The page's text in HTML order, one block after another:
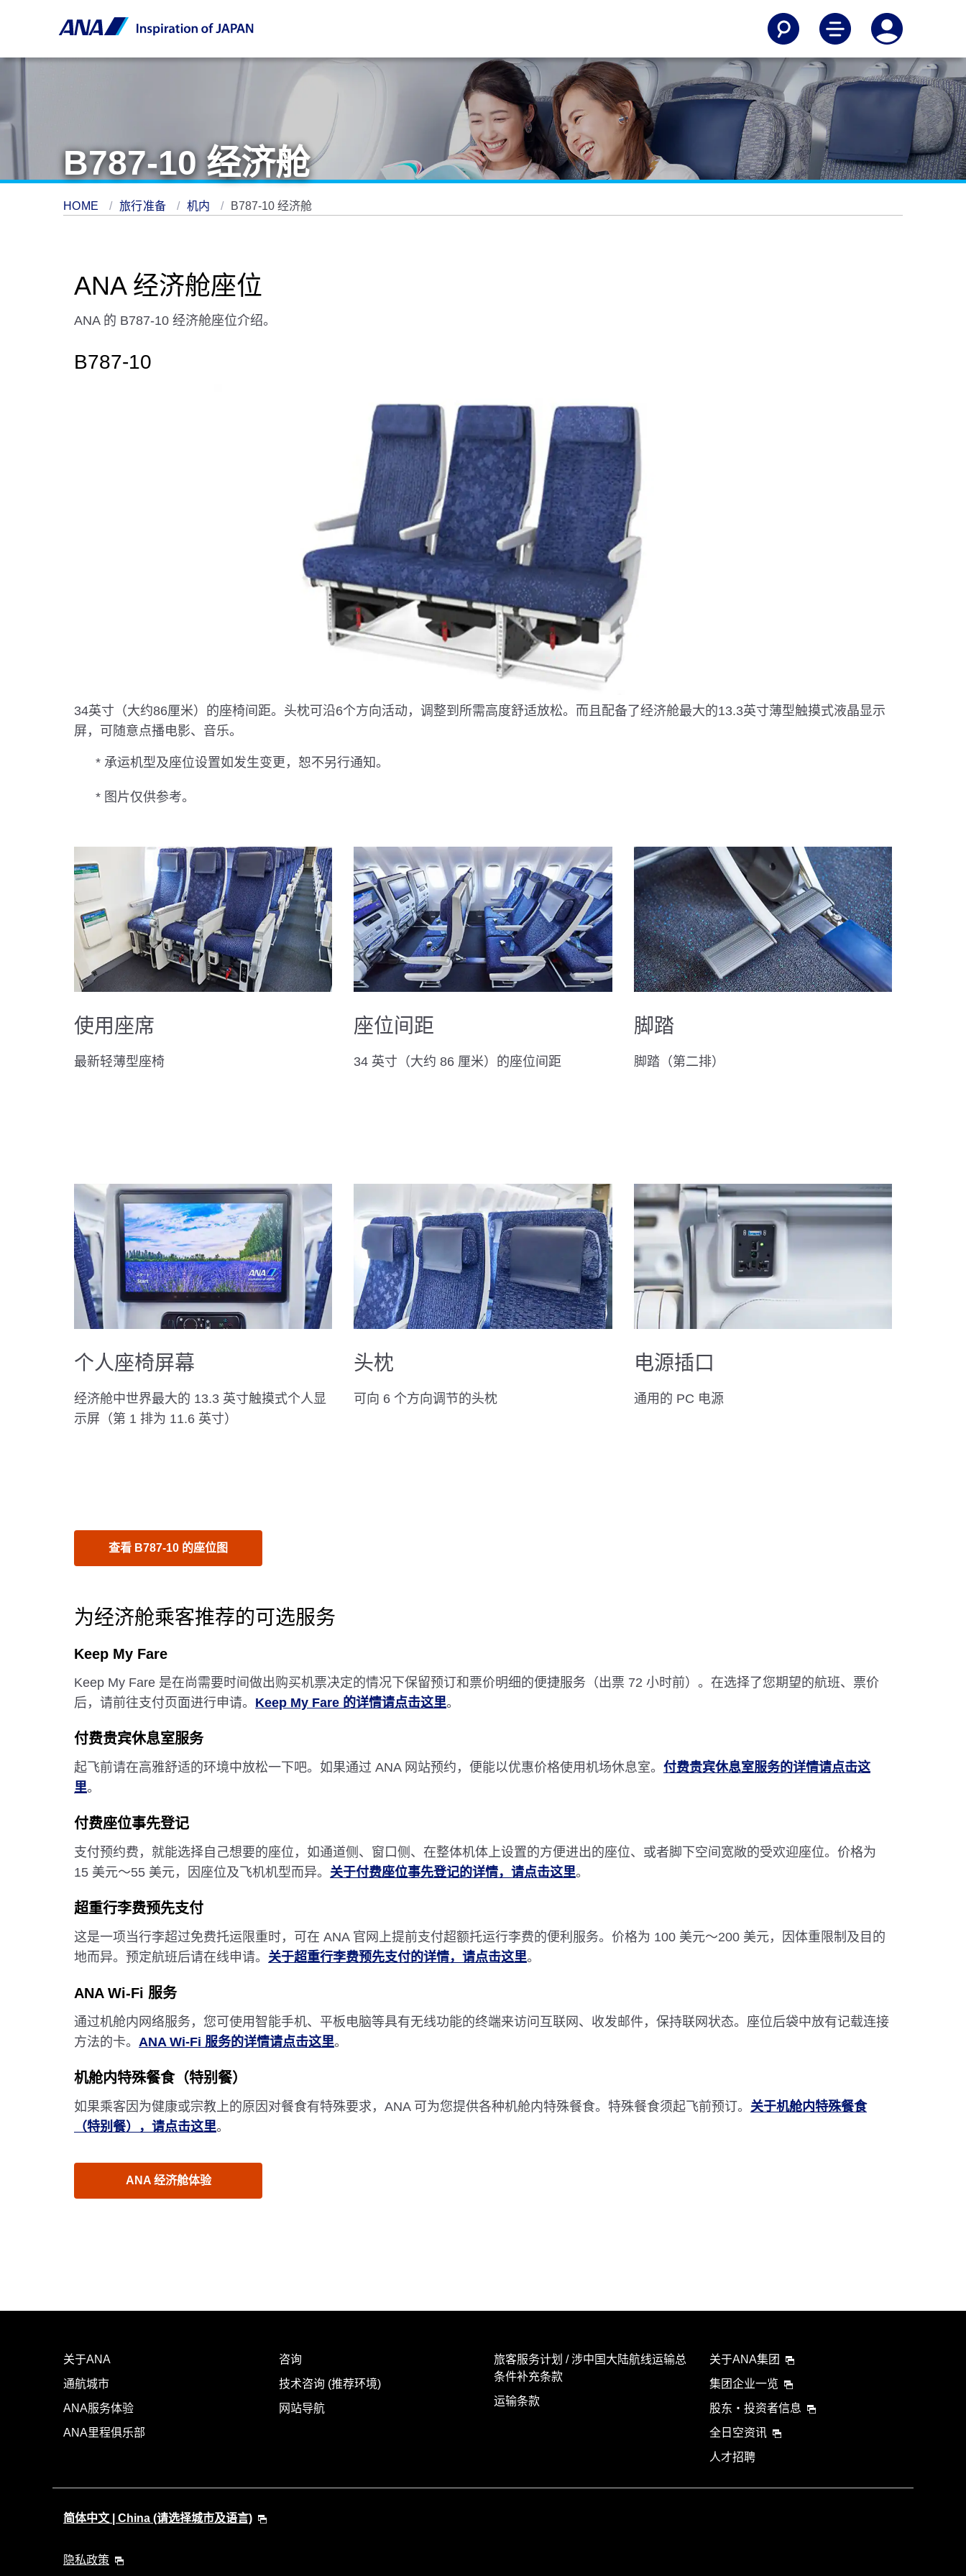
B787-10 经济舱
HOME 旅行准备 机内 B787-10 经济舱
ANA 经济舱座位
ANA 的 B787-10 经济舱座位介绍。
B787-10
34英寸（大约86厘米）的座椅间距。头枕可沿6个方向活动，调整到所需高度舒适放松。而且配备了经济舱最大的13.3英寸薄型触摸式液晶显示
屏，可随意点播电影、音乐。
* 承运机型及座位设置如发生变更，恕不另行通知。
* 图片仅供参考。
使用座席
最新轻薄型座椅
座位间距
34 英寸（大约 86 厘米）的座位间距
脚踏
脚踏（第二排）
个人座椅屏幕
经济舱中世界最大的 13.3 英寸触摸式个人显
示屏（第 1 排为 11.6 英寸）
头枕
可向 6 个方向调节的头枕
电源插口
通用的 PC 电源
查看 B787-10 的座位图
为经济舱乘客推荐的可选服务
Keep My Fare
Keep My Fare 是在尚需要时间做出购买机票决定的情况下保留预订和票价明细的便捷服务（出票 72 小时前）。在选择了您期望的航班、票价
后，请前往支付页面进行申请。 Keep My Fare 的详情请点击这里。
付费贵宾休息室服务
起飞前请在高雅舒适的环境中放松一下吧。如果通过 ANA 网站预约，便能以优惠价格使用机场休息室。 付费贵宾休息室服务的详情请点击这
里。
付费座位事先登记
支付预约费，就能选择自己想要的座位，如通道侧、窗口侧、在整体机体上设置的方便进出的座位、或者脚下空间宽敞的受欢迎座位。价格为
15 美元～55 美元，因座位及飞机机型而异。 关于付费座位事先登记的详情，请点击这里。
超重行李费预先支付
这是一项当行李超过免费托运限重时，可在 ANA 官网上提前支付超额托运行李费的便利服务。价格为 100 美元～200 美元，因体重限制及目的
地而异。预定航班后请在线申请。 关于超重行李费预先支付的详情，请点击这里。
ANA Wi-Fi 服务
通过机舱内网络服务，您可使用智能手机、平板电脑等具有无线功能的终端来访问互联网、收发邮件，保持联网状态。座位后袋中放有记载连接
方法的卡。 ANA Wi-Fi 服务的详情请点击这里。
机舱内特殊餐食（特别餐）
如果乘客因为健康或宗教上的原因对餐食有特殊要求，ANA 可为您提供各种机舱内特殊餐食。特殊餐食须起飞前预订。 关于机舱内特殊餐食
（特别餐），请点击这里。
ANA 经济舱体验
关于ANA
通航城市
ANA服务体验
ANA里程俱乐部
咨询
技术咨询 (推荐环境)
网站导航
旅客服务计划 / 涉中国大陆航线运输总
条件补充条款
运输条款
关于ANA集团
集团企业一览
股东・投资者信息
全日空资讯
人才招聘
简体中文 | China (请选择城市及语言)
隐私政策